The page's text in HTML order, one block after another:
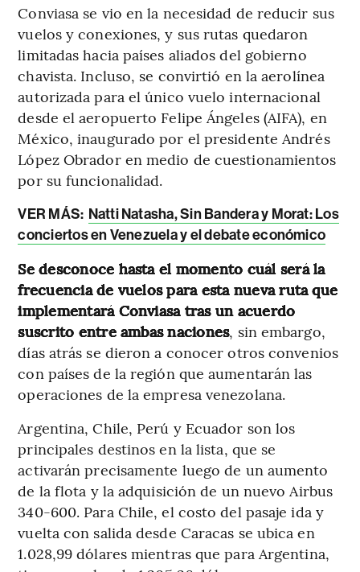
Conviasa se vio en la necesidad de reducir sus
vuelos y conexiones, y sus rutas quedaron
limitadas hacia países aliados del gobierno
chavista. Incluso, se convirtió en la aerolínea
autorizada para el único vuelo internacional
desde el aeropuerto Felipe Ángeles (AIFA), en
México, inaugurado por el presidente Andrés
López Obrador en medio de cuestionamientos
por su funcionalidad.
VER MÁS: Natti Natasha, Sin Bandera y Morat: Los
conciertos en Venezuela y el debate económico
Se desconoce hasta el momento cuál será la
frecuencia de vuelos para esta nueva ruta que
implementará Conviasa tras un acuerdo
suscrito entre ambas naciones, sin embargo,
días atrás se dieron a conocer otros convenios
con países de la región que aumentarán las
operaciones de la empresa venezolana.
Argentina, Chile, Perú y Ecuador son los
principales destinos en la lista, que se
activarán precisamente luego de un aumento
de la flota y la adquisición de un nuevo Airbus
340-600. Para Chile, el costo del pasaje ida y
vuelta con salida desde Caracas se ubica en
1.028,99 dólares mientras que para Argentina,